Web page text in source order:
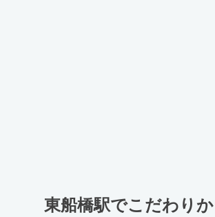
東船橋駅でこだわり